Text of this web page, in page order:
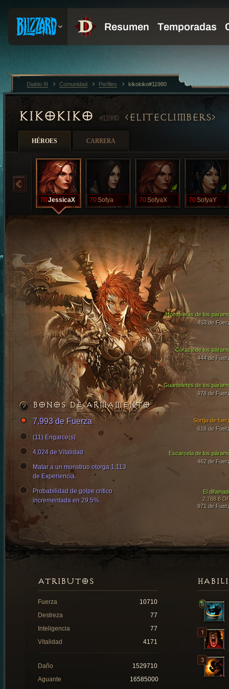
KIKOKIKO #11980 ELITECLIMBERS
HÉROES CARRERA
70JessicaX 70Sofya 70SofyaX 70SofyaY
Coraza de los
444 de
Guanteletes de los
978 de
Hombreras de los
453 de
Escarcela de los
462 de
El
2,788.8
971 de
Sortija de
618 de
BONOS DE ARMAMENTO
7,993 de Fuerza
(11) Engarce(s)
4,024 de Vitalidad
Matar a un monstruo otorga 1,113
de Experiencia.
Probabilidad de golpe crítico
incrementada en 29.5%.
ATRIBUTOS
Fuerza
10710
Destreza
77
Inteligencia
77
Vitalidad
4171
Daño
1529710
Aguante
16585000
Diablo III Comunidad Perfiles kikokiko#11980